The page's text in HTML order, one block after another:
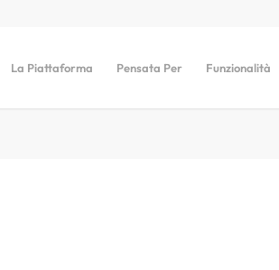
La Piattaforma Pensata Per Funzionalità